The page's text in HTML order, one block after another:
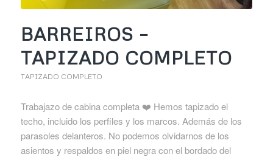
BARREIROS –
TAPIZADO COMPLETO
TAPIZADO COMPLETO
Trabajazo de cabina completa ❤️ Hemos tapizado el
techo, incluido los perfiles y los marcos. Además de los
parasoles delanteros. No podemos olvidarnos de los
asientos y respaldos en piel negra con el bordado del